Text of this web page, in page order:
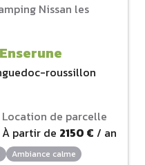
roussillon
Location de parcelle
À partir de 2150 € / an
Ambiance calme